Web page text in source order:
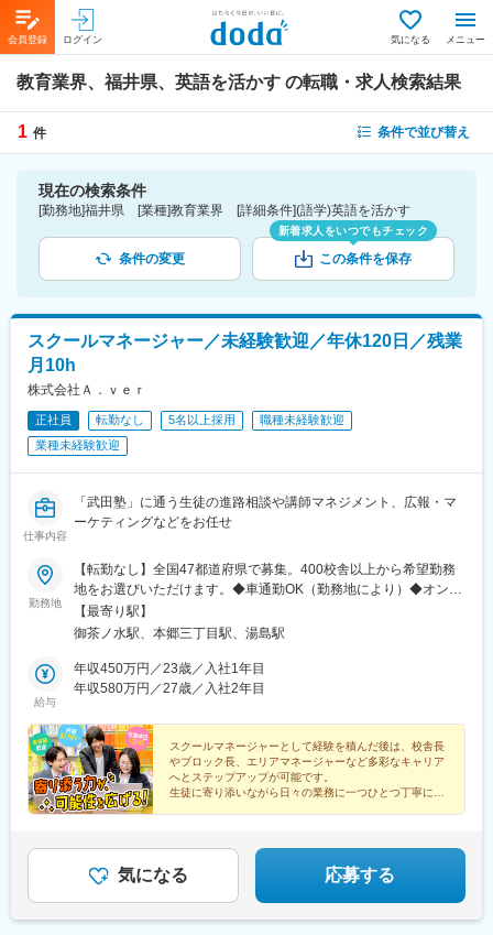
会員登録 ログイン 気になる メニュー
教育業界、福井県、英語を活かす の転職・求人検索結果
1 件 条件で並び替え
現在の検索条件
[勤務地]福井県 [業種]教育業界 [詳細条件](語学)英語を活かす
条件の変更
新着求人をいつでもチェック
この条件を保存
スクールマネージャー／未経験歓迎／年休120日／残業
月10h
株式会社Ａ．ｖｅｒ
正社員 転勤なし 5名以上採用
職種未経験歓迎
業種未経験歓迎
仕事内容
「武田塾」に通う生徒の進路相談や講師マネジメント、広報・マ
ーケティングなどをお任せ
勤務地
【転勤なし】全国47都道府県で募集。400校舎以上から希望勤務
地をお選びいただけます。◆車通勤OK（勤務地により）◆オンラ
イン面接にも対応しています。遠方にお住いの方も、お気軽にご
相談下さい。全国各地で未経験から活躍しているメンバーが多数
湯島2丁目4-3 ソフィアお茶の水 1F・2F・3F【受動喫煙対策】あ
り
【最寄り駅】
御茶ノ水駅、本郷三丁目駅、湯島駅
給与
年収450万円／23歳／入社1年目
年収580万円／27歳／入社2年目
スクールマネージャーとして経験を積んだ後は、校舎長
やブロック長、エリアマネージャーなど多彩なキャリア
へとステップアップが可能です。
生徒に寄り添いながら日々の業務に一つひとつ丁寧に向
気になる 応募する